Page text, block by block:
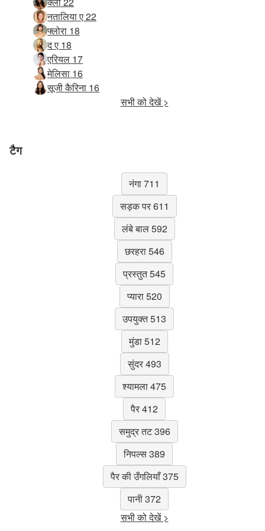
नतालिया ए 22
फ्लोरा 18
द ए 18
एरियल 17
मेलिसा 16
सूजी कैरिना 16
सभी को देखें >
टैग
नंगा 711
सड़क पर 611
लंबे बाल 592
छरहरा 546
प्रस्तुत 545
प्यारा 520
उपयुक्त 513
मुंडा 512
सुंदर 493
श्यामला 475
पैर 412
समुद्र तट 396
निपल्स 389
पैर की उँगलियाँ 375
पानी 372
सभी को देखें >